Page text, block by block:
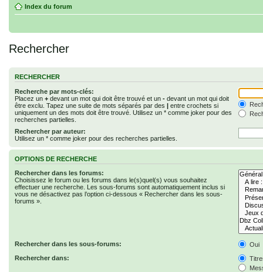
Index du forum
Rechercher
RECHERCHER
Recherche par mots-clés:
Placez un + devant un mot qui doit être trouvé et un - devant un mot qui doit
être exclu. Tapez une suite de mots séparés par des | entre crochets si
uniquement un des mots doit être trouvé. Utilisez un * comme joker pour des
recherches partielles.
Rechercher par auteur:
Utilisez un * comme joker pour des recherches partielles.
OPTIONS DE RECHERCHE
Rechercher dans les forums:
Choisissez le forum ou les forums dans le(s)quel(s) vous souhaitez
effectuer une recherche. Les sous-forums sont automatiquement inclus si
vous ne désactivez pas l’option ci-dessous « Rechercher dans les sous-
forums ».
Rechercher dans les sous-forums:
Oui
Rechercher dans: